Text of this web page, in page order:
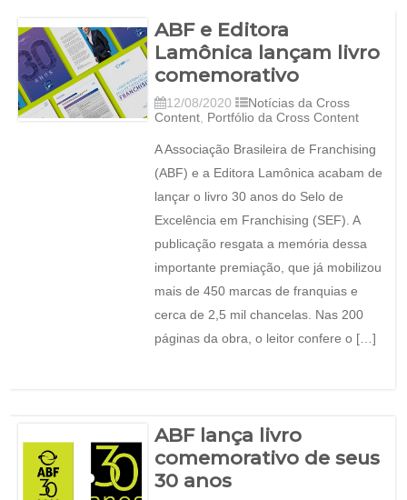
ABF e Editora
Lamônica lançam livro
comemorativo
12/08/2020
Notícias da Cross
Content, Portfólio da Cross Content
A Associação Brasileira de Franchising
(ABF) e a Editora Lamônica acabam de
lançar o livro 30 anos do Selo de
Excelência em Franchising (SEF). A
publicação resgata a memória dessa
importante premiação, que já mobilizou
mais de 450 marcas de franquias e
cerca de 2,5 mil chancelas. Nas 200
páginas da obra, o leitor confere o […]
ABF lança livro
comemorativo de seus
30 anos